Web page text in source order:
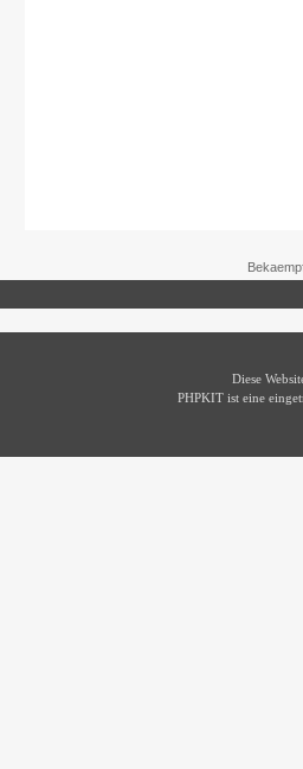
Diese
PHPKIT ist eine